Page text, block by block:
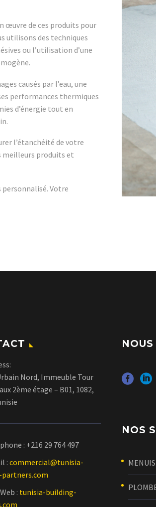
œuvre de ces produits pour
utilisons des techniques
ou l’utilisation d’une
causés par l’eau, une
performances thermiques
d’énergie tout en
l’étanchéité de votre
meilleurs produits et
personnalisé. Votre
Nord, Immeuble Tour
2ème étage – B01, 1082,
: +216 29 764 497
:commercial@tunisia-
: tunisia-building-
NOUS
NOS